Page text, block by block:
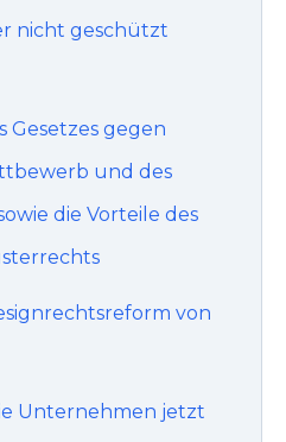
nicht geschützt
Gesetzes gegen
und des
die Vorteile des
von
Unternehmen jetzt